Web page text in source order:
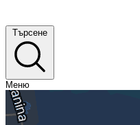
Търсене
Меню